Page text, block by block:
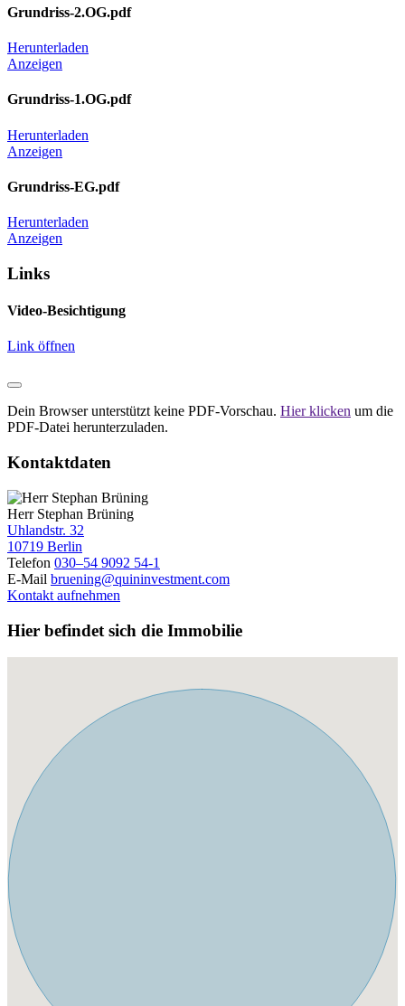
Grundriss-2.OG.pdf
Herunterladen
Anzeigen
Grundriss-1.OG.pdf
Herunterladen
Anzeigen
Grundriss-EG.pdf
Herunterladen
Anzeigen
Links
Video-Besichtigung
Link öffnen
Dein Browser unterstützt keine PDF-Vorschau. Hier klicken um die
PDF-Datei herunterzuladen.
Kontaktdaten
Herr Stephan Brüning
Uhlandstr. 32
10719 Berlin
Telefon 030–54 9092 54-1
E-Mail bruening@quininvestment.com
Kontakt aufnehmen
Hier befindet sich die Immobilie